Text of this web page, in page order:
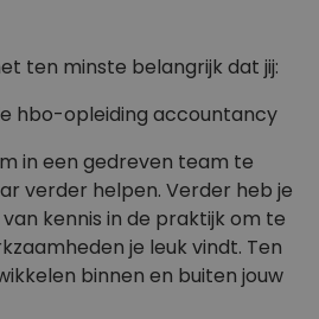
ten minste belangrijk dat jij:
hbo-opleiding accountancy
in een gedreven team te
verder helpen. Verder heb je
kennis in de praktijk om te
je leuk vindt. Ten
binnen en buiten jouw